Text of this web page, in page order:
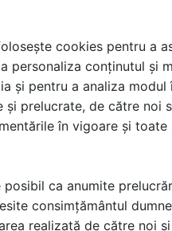
cookies pentru a
personaliza conținutul și
și pentru a analiza
prelucrate, de către noi
în vigoare și
ca anumite
consimțământul
realizată de către noi